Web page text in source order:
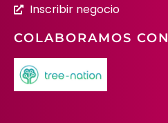
Inscribir negocio
COLABORAMOS CON